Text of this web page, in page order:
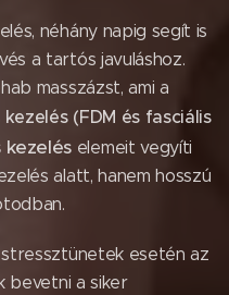
néhány napig segít is
a tartós javuláshoz.
masszázst, ami a
(FDM és fasciális
kezelés elemeit vegyíti
alatt, hanem hosszú
esetén az
bevetni a siker